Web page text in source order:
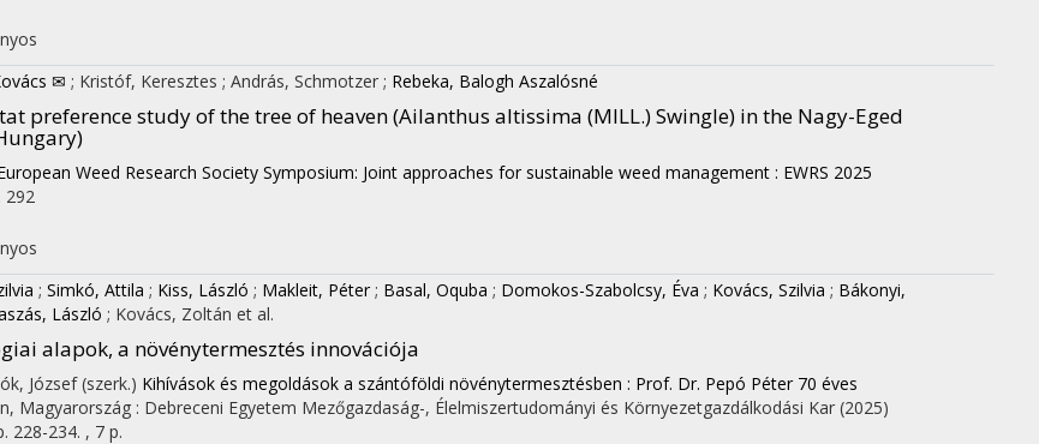
✉ ; Kristóf, Keresztes ; András, Schmotzer ; Rebeka, Balogh Aszalósné
preference study of the tree of heaven (Ailanthus altissima (MILL.) Swingle) in the Nagy-Eged
Weed Research Society Symposium: Joint approaches for sustainable weed management : EWRS 2025
292
; Simkó, Attila ; Kiss, László ; Makleit, Péter ; Basal, Oquba ; Domokos-Szabolcsy, Éva ; Kovács, Szilvia ; Bákonyi,
László ; Kovács, Zoltán et al.
alapok, a növénytermesztés innovációja
József (szerk.) Kihívások és megoldások a szántóföldi növénytermesztésben : Prof. Dr. Pepó Péter 70 éves
Magyarország : Debreceni Egyetem Mezőgazdaság-, Élelmiszertudományi és Környezetgazdálkodási Kar (2025)
228-234. , 7 p.